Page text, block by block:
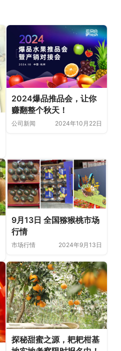
2024爆品推品会，让你
赚翻整个秋天！
公司新闻 2024年10月22日
9月13日 全国猕猴桃市场
行情
市场行情 2024年9月13日
探秘甜蜜之源，耙耙柑基